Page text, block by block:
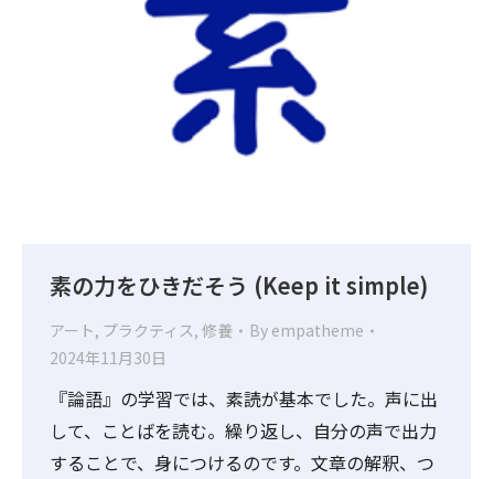
素の力をひきだそう (Keep it simple)
アート, プラクティス, 修養 By empatheme
2024年11月30日
『論語』の学習では、素読が基本でした。声に出
して、ことばを読む。繰り返し、自分の声で出力
することで、身につけるのです。文章の解釈、つ